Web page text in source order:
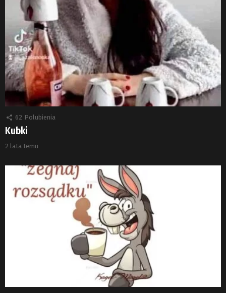
62 Polubienia
Kubki
2 lata temu